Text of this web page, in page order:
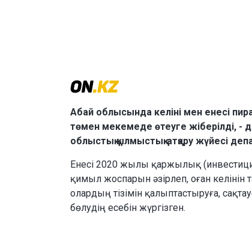
Абай облысында келіні мен енесі
төмен мекемеде өтеуге жіберілді, -
облыстық қылмыстық-атқару жүйесі
Енесі 2020 жылы қаржылық
қимыл жоспарын әзірлеп, оған келінін
олардың тізімін қалыптастыруға,
бөлудің есебін жүргізген.